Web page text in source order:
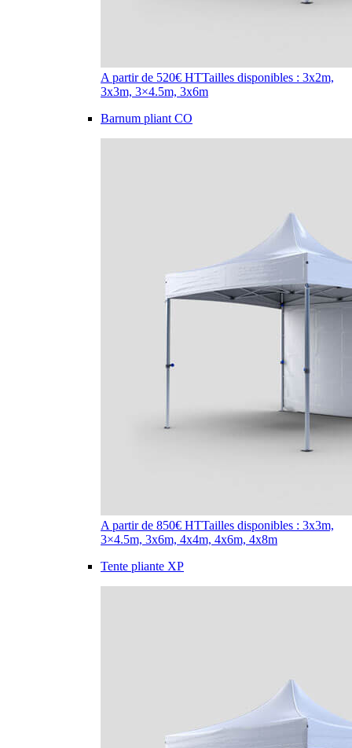
A partir de 520€ HTTailles disponibles : 3x2m,
3x3m, 3×4.5m, 3x6m
Barnum pliant CO
A partir de 850€ HTTailles disponibles : 3x3m,
3×4.5m, 3x6m, 4x4m, 4x6m, 4x8m
Tente pliante XP